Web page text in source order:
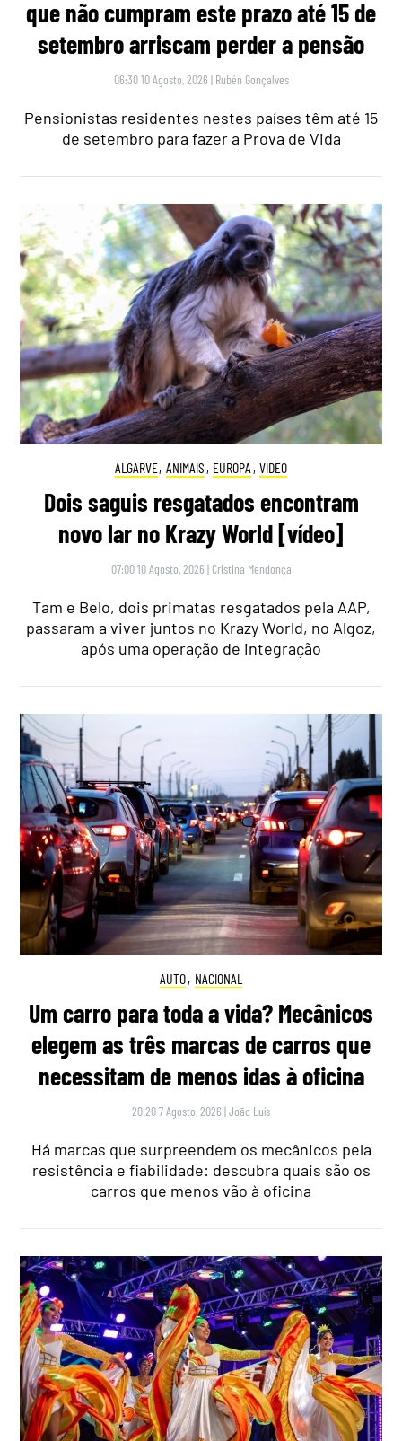
que não cumpram este prazo até 15 de
setembro arriscam perder a pensão
06:30 10 Agosto, 2026 | Rubén Gonçalves
Pensionistas residentes nestes países têm até 15
de setembro para fazer a Prova de Vida
ALGARVE, ANIMAIS , EUROPA , VÍDEO
Dois saguis resgatados encontram
novo lar no Krazy World [vídeo]
07:00 10 Agosto, 2026 | Cristina Mendonça
Tam e Belo, dois primatas resgatados pela AAP,
passaram a viver juntos no Krazy World, no Algoz,
após uma operação de integração
AUTO, NACIONAL
Um carro para toda a vida? Mecânicos
elegem as três marcas de carros que
necessitam de menos idas à oficina
20:20 7 Agosto, 2026 |João Luís
Há marcas que surpreendem os mecânicos pela
resistência e fiabilidade: descubra quais são os
carros que menos vão à oficina